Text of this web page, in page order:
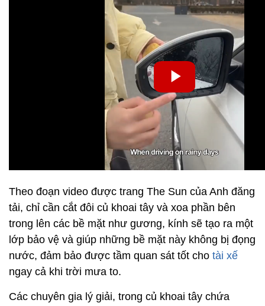
Theo đoạn video được trang The Sun của Anh đăng
tải, chỉ cần cắt đôi củ khoai tây và xoa phần bên
trong lên các bề mặt như gương, kính sẽ tạo ra một
lớp bảo vệ và giúp những bề mặt này không bị đọng
nước, đảm bảo được tầm quan sát tốt cho tài xế
ngay cả khi trời mưa to.
Các chuyên gia lý giải, trong củ khoai tây chứa